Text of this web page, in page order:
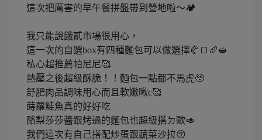
這次把厲害的早午餐拼盤帶到營地啦～🏕️
我只能說餓貳市場很用心，
這一次的自選box有四種麵包可以做選擇🥐🍞🥖🥪
私心超推薦帕尼尼🥰
熱壓之後超級酥脆！！麵包一點都不馬虎🥹
舒肥肉品調味用心而且軟嫩啾c🥰
蒔蘿鮭魚真的好好吃
酪梨莎莎醬跟烤過的麵包也超級搭ㄉ歐🥑
我們這次有自己搭配炒蛋跟蔬菜沙拉😚